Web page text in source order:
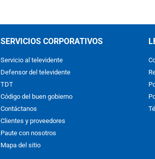
SERVICIOS CORPORATIVOS
Servicio al televidente
Defensor del televidente
TDT
Código del buen gobierno
Contáctanos
Clientes y proveedores
Paute con nosotros
Mapa del sitio